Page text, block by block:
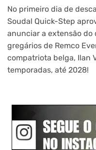
No primeiro dia de
Soudal Quick-Step
anunciar a extensão do
gregários de Remco
compatriota belga, Ilan
temporadas, até 2028!